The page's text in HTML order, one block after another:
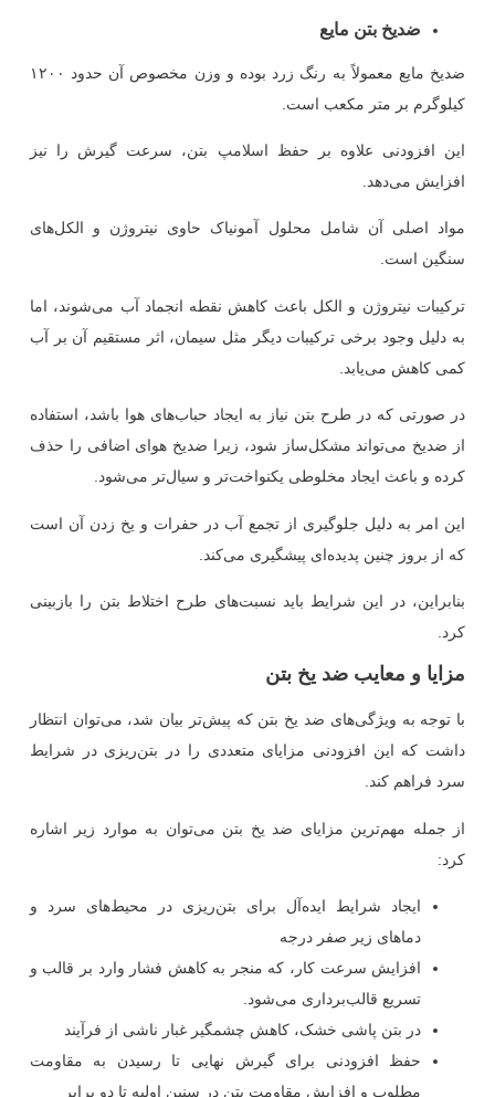
ضدیخ بتن مایع
ضدیخ مایع معمولاً به رنگ زرد بوده و وزن مخصوص آن حدود ۱۲۰۰
کیلوگرم بر متر مکعب است.
این افزودنی علاوه بر حفظ اسلامپ بتن، سرعت گیرش را نیز
افزایش می‌دهد.
مواد اصلی آن شامل محلول آمونیاک حاوی نیتروژن و الکل‌های
سنگین است.
ترکیبات نیتروژن و الکل باعث کاهش نقطه انجماد آب می‌شوند، اما
به دلیل وجود برخی ترکیبات دیگر مثل سیمان، اثر مستقیم آن بر آب
کمی کاهش می‌یابد.
در صورتی که در طرح بتن نیاز به ایجاد حباب‌های هوا باشد، استفاده
از ضدیخ می‌تواند مشکل‌ساز شود، زیرا ضدیخ هوای اضافی را حذف
کرده و باعث ایجاد مخلوطی یکنواخت‌تر و سیال‌تر می‌شود.
این امر به دلیل جلوگیری از تجمع آب در حفرات و یخ زدن آن است
که از بروز چنین پدیده‌ای پیشگیری می‌کند.
بنابراین، در این شرایط باید نسبت‌های طرح اختلاط بتن را بازبینی
کرد.
مزایا و معایب ضد یخ بتن
با توجه به ویژگی‌های ضد یخ بتن که پیش‌تر بیان شد، می‌توان انتظار
داشت که این افزودنی مزایای متعددی را در بتن‌ریزی در شرایط
سرد فراهم کند.
از جمله مهم‌ترین مزایای ضد یخ بتن می‌توان به موارد زیر اشاره
کرد:
ایجاد شرایط ایده‌آل برای بتن‌ریزی در محیط‌های سرد و
دماهای زیر صفر درجه
افزایش سرعت کار، که منجر به کاهش فشار وارد بر قالب و
تسریع قالب‌برداری می‌شود.
در بتن پاشی خشک، کاهش چشمگیر غبار ناشی از فرآیند
حفظ افزودنی برای گیرش نهایی تا رسیدن به مقاومت
مطلوب و افزایش مقاومت بتن در سنین اولیه تا دو برابر